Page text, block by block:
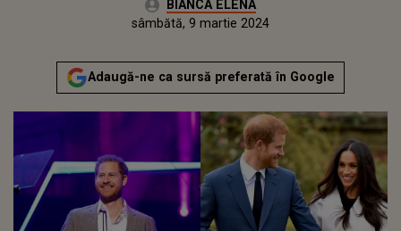
Autor:BIANCA ELENA
Actualizat:
sâmbătă, 9 martie 2024
Adaugă-ne ca sursă preferată în Google